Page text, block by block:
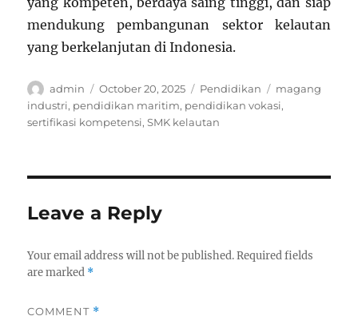
mendukung pembangunan sektor kelautan
yang berkelanjutan di Indonesia.
Author
admin
Posted
on
October 20, 2025 Categories
Pendidikan Tags
magang
industri, pendidikan maritim, pendidikan vokasi,
sertifikasi kompetensi,SMK kelautan
Leave a Reply
Your email address will not be published. Required fields
are marked *
COMMENT *